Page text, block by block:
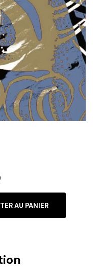
AU PANIER